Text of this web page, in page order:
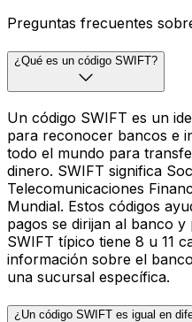
Preguntas frecuentes
¿Qué es un código SWIFT?
Un código SWIFT es un
para reconocer bancos e
todo el mundo para
dinero. SWIFT significa
Telecomunicaciones
Mundial. Estos códigos
pagos se dirijan al banco
SWIFT típico tiene 8 u 11
información sobre el
una sucursal específica.
¿Un código SWIFT es igual en